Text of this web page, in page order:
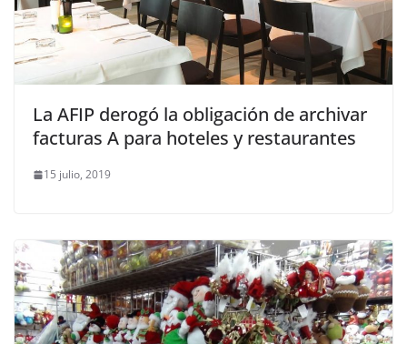
La AFIP derogó la obligación de archivar
facturas A para hoteles y restaurantes
15 julio, 2019